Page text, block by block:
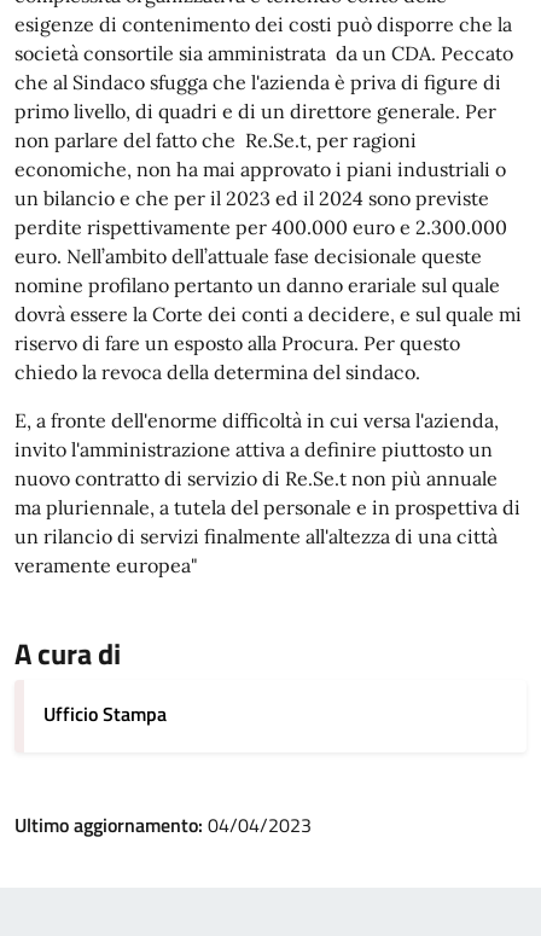
esigenze di contenimento dei costi può disporre che la
società consortile sia amministrata da un CDA. Peccato
che al Sindaco sfugga che l'azienda è priva di figure di
primo livello, di quadri e di un direttore generale. Per
non parlare del fatto che Re.Se.t, per ragioni
economiche, non ha mai approvato i piani industriali o
un bilancio e che per il 2023 ed il 2024 sono previste
perdite rispettivamente per 400.000 euro e 2.300.000
euro. Nell’ambito dell’attuale fase decisionale queste
nomine profilano pertanto un danno erariale sul quale
dovrà essere la Corte dei conti a decidere, e sul quale mi
riservo di fare un esposto alla Procura. Per questo
chiedo la revoca della determina del sindaco.
E, a fronte dell'enorme difficoltà in cui versa l'azienda,
invito l'amministrazione attiva a definire piuttosto un
nuovo contratto di servizio di Re.Se.t non più annuale
ma pluriennale, a tutela del personale e in prospettiva di
un rilancio di servizi finalmente all'altezza di una città
veramente europea"
A cura di
Ufficio Stampa
Ultimo aggiornamento: 04/04/2023